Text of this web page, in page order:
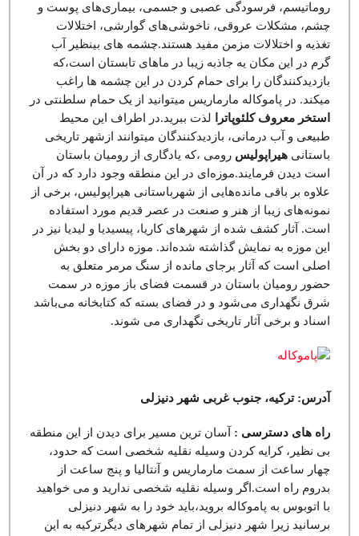
روماتیسم، فرسودگی عصبی و جسمی، بیماری‌های پوست و
چشم، مشکلات عروقی، ناخوشی‌های گوارشی، اختلالات
تغذیه و اختلالات مزمن مفید هستند.چشمه های بینظیر آب
گرم در این مکان یه جاذبه زیبا در ماهای تابستان است،که
بازدیدکنندگان را برای حمام کردن در این چشمه ها راغب
میکند. در پاموکاله مارماریس میتوانید از یک حمام سلطنتی در
استخر معروف کلئوپاترا
لذت ببرید.در اطراف این محیط
طبیعی و آب درمانی، بازدیدکنندگان میتوانند ازشهر تاریخی
باستانیهیراپولیسرومی ،که یادگاری از رومیان باستان
است دیدن فرمایند.موزه‌ای در این منطقه وجود دارد که در آن
علاوه‌ بر باقی مانده‌هایی از شهر‌باستانی هیراپولیس، برخی از
نمونه‌های زیبا از هنر و صنعت در عصر قدیم مورد استفاده
است. آثار کشف شده از شهر‌های کاریا، پیسیدیا و لیدیا نیز در
این موزه به نمایش گذاشته شده‌اند. موزه دارای دو بخش
اصلی است که آثار برجای مانده از سنگ مرمر متعلق به
حضور رومیان باستان در قسمت فضای باز موزه در سمت
شرق نگهداری می‌شود و در فضای بسته که کتابخانه می‌باشد
اسناد و برخی آثار تاریخی نگهداری می شوند.
آدرس: ترکیه، جنوب غربی شهر دنیزلی
راه های دسترسی :
آسان ترین مسیر برای دیدن از این منطقه
بی نظیر، کرایه کردن وسیله نقلیه شخصی است که حدود،
چهار ساعت از سمت مارماریس و آنتالیا و پنج ساعت از
بدروم راه است.اگر وسیله نقلیه شخصی ندارید و می خواهید
با اتوبوس به پاموکاله بروید،باید خود را به شهر دنیزلی
برسانید زیرا شهر دنیزلی از تمام شهرهای دیگرترکیه به این